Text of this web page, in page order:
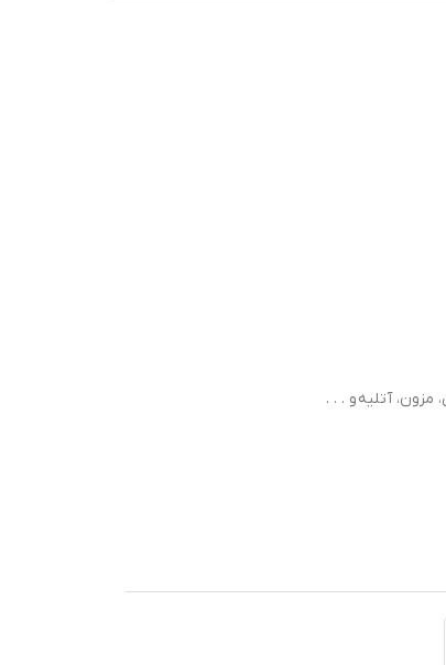
مزون، آتلیه و . . .